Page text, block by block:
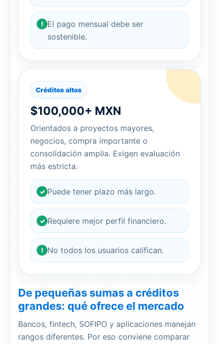
!
El pago mensual debe ser
sostenible.
Créditos altos
$100,000+ MXN
Orientados a proyectos mayores,
negocios, compra importante o
consolidación amplia. Exigen evaluación
más estricta.
✓ Puede tener plazo más largo.
✓ Requiere mejor perfil financiero.
! No todos los usuarios califican.
De pequeñas sumas a créditos
grandes: qué ofrece el mercado
Bancos, fintech, SOFIPO y aplicaciones manejan
rangos diferentes. Por eso conviene comparar